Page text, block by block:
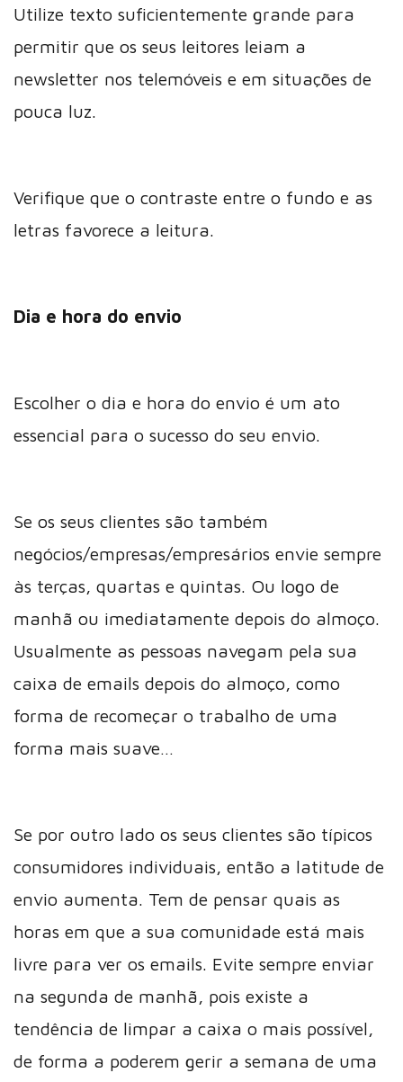
Utilize texto suficientemente grande para
permitir que os seus leitores leiam a
newsletter nos telemóveis e em situações de
pouca luz.
Verifique que o contraste entre o fundo e as
letras favorece a leitura.
Dia e hora do envio
Escolher o dia e hora do envio é um ato
essencial para o sucesso do seu envio.
Se os seus clientes são também
negócios/empresas/empresários envie sempre
às terças, quartas e quintas. Ou logo de
manhã ou imediatamente depois do almoço.
Usualmente as pessoas navegam pela sua
caixa de emails depois do almoço, como
forma de recomeçar o trabalho de uma
forma mais suave…
Se por outro lado os seus clientes são típicos
consumidores individuais, então a latitude de
envio aumenta. Tem de pensar quais as
horas em que a sua comunidade está mais
livre para ver os emails. Evite sempre enviar
na segunda de manhã, pois existe a
tendência de limpar a caixa o mais possível,
de forma a poderem gerir a semana de uma